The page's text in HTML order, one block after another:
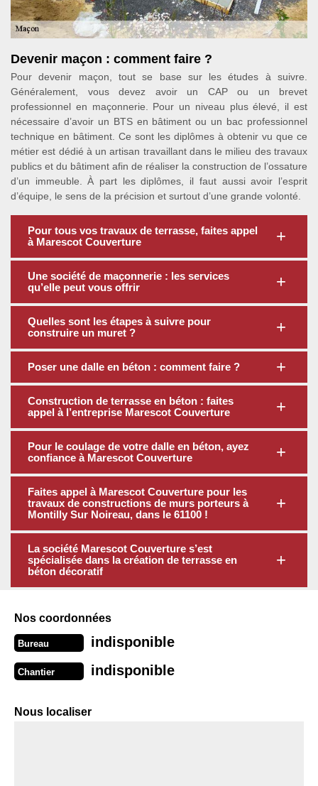
Devenir maçon : comment faire ?
Pour devenir maçon, tout se base sur les études à suivre.
Généralement, vous devez avoir un CAP ou un brevet
professionnel en maçonnerie. Pour un niveau plus élevé, il est
nécessaire d’avoir un BTS en bâtiment ou un bac professionnel
technique en bâtiment. Ce sont les diplômes à obtenir vu que ce
métier est dédié à un artisan travaillant dans le milieu des travaux
publics et du bâtiment afin de réaliser la construction de l’ossature
d’un immeuble. À part les diplômes, il faut aussi avoir l’esprit
d’équipe, le sens de la précision et surtout d’une grande volonté.
Pour tous vos travaux de terrasse, faites appel
à Marescot Couverture
Une société de maçonnerie : les services
qu’elle peut vous offrir
Quelles sont les étapes à suivre pour
construire un muret ?
Poser une dalle en béton : comment faire ?
Construction de terrasse en béton : faites
appel à l’entreprise Marescot Couverture
Pour le coulage de votre dalle en béton, ayez
confiance à Marescot Couverture
Faites appel à Marescot Couverture pour les
travaux de constructions de murs porteurs à
Montilly Sur Noireau, dans le 61100 !
La société Marescot Couverture s’est
spécialisée dans la création de terrasse en
béton décoratif
Nos coordonnées
Bureau indisponible
Chantier indisponible
Nous localiser